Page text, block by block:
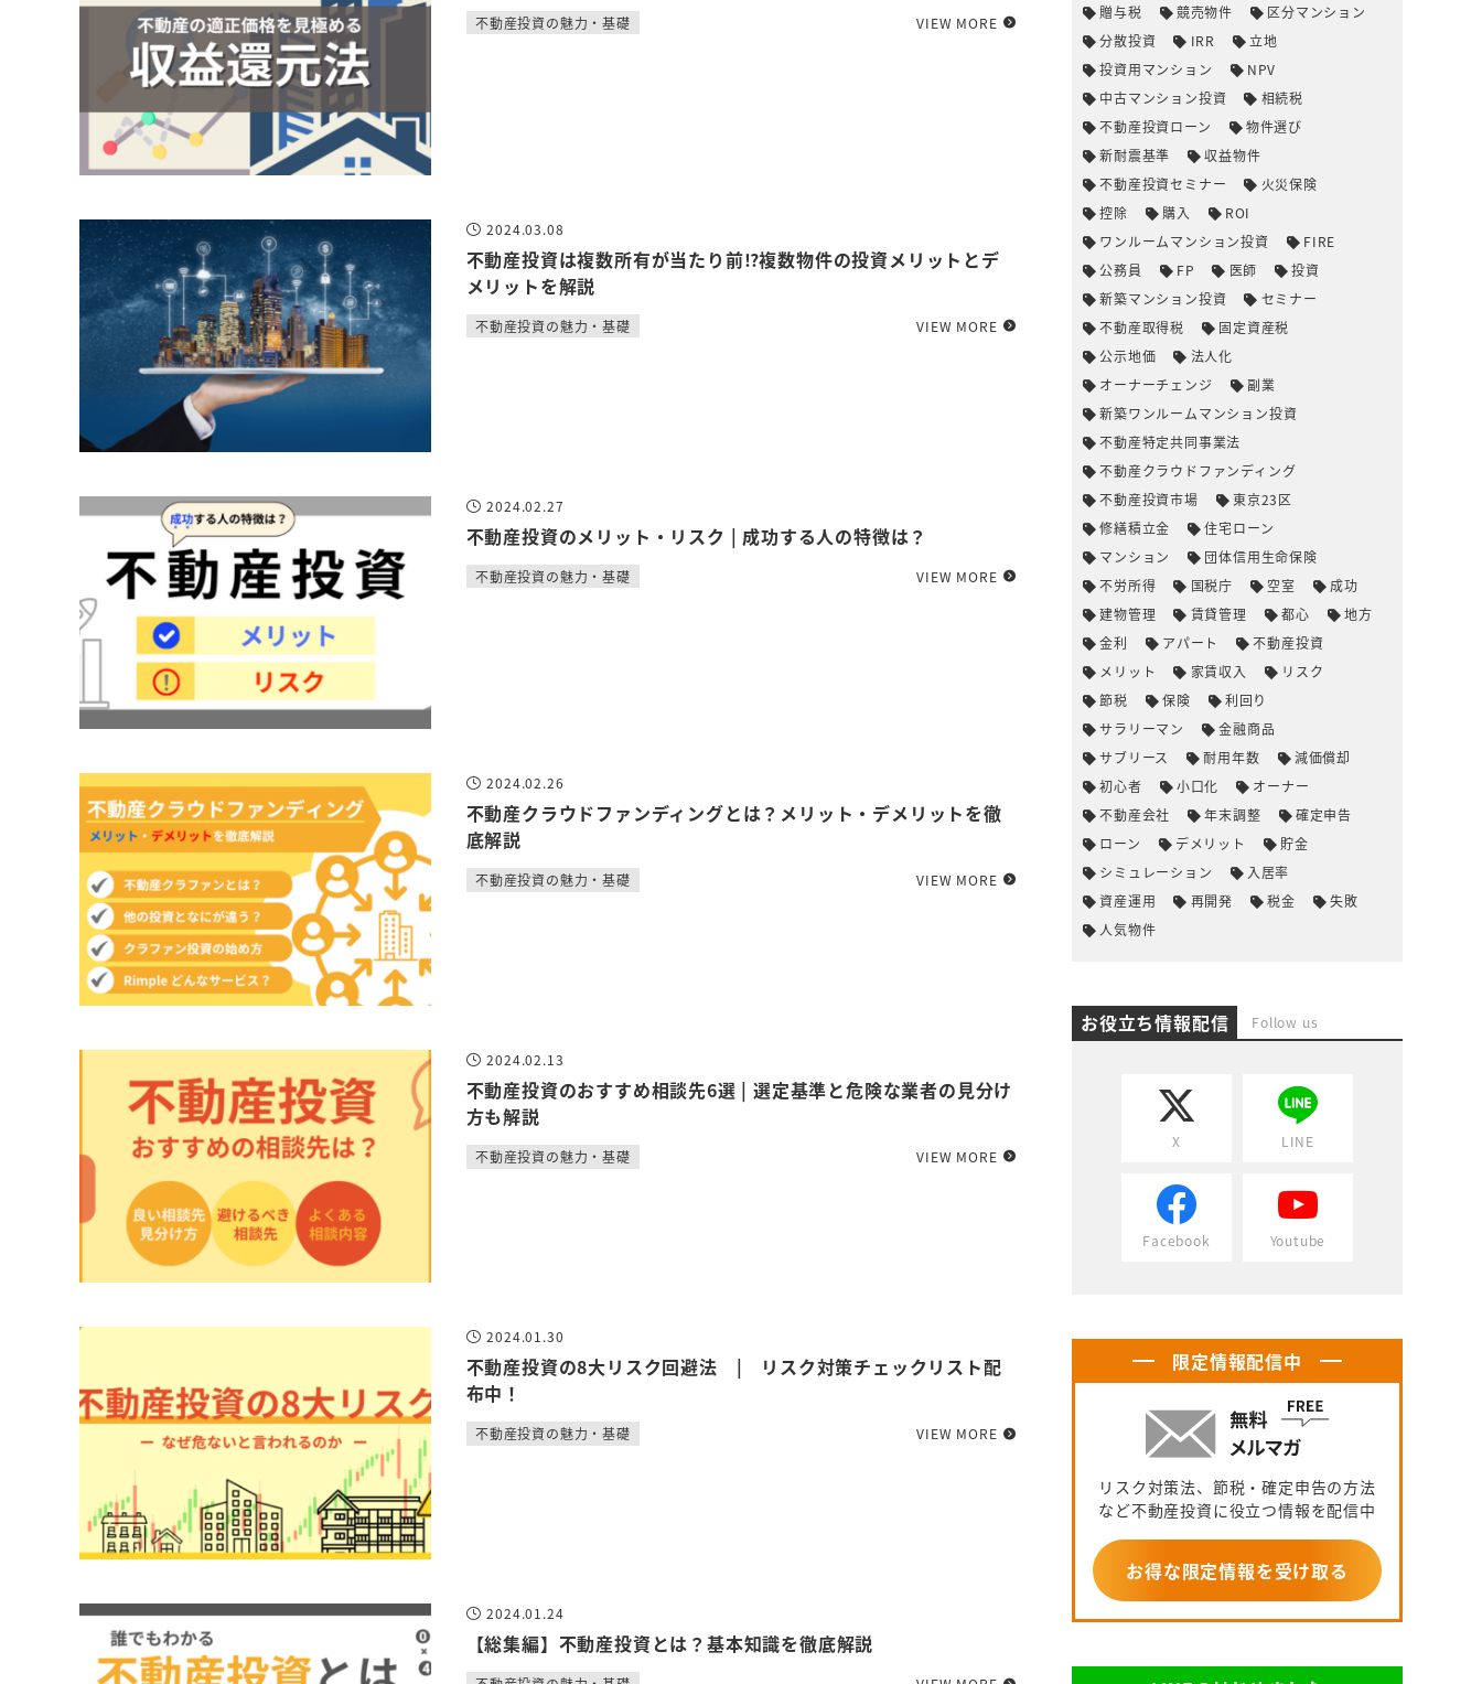
不動産投資の魅力・基礎 VIEW MORE
2024.03.08
不動産投資は複数所有が当たり前⁉複数物件の投資メリットとデ
メリットを解説
不動産投資の魅力・基礎 VIEW MORE
2024.02.27
不動産投資のメリット・リスク | 成功する人の特徴は？
不動産投資の魅力・基礎 VIEW MORE
2024.02.26
不動産クラウドファンディングとは？メリット・デメリットを徹
底解説
不動産投資の魅力・基礎 VIEW MORE
2024.02.13
不動産投資のおすすめ相談先6選 | 選定基準と危険な業者の見分け
方も解説
不動産投資の魅力・基礎 VIEW MORE
2024.01.30
不動産投資の8大リスク回避法 | リスク対策チェックリスト配
布中！
不動産投資の魅力・基礎 VIEW MORE
2024.01.24
【総集編】不動産投資とは？基本知識を徹底解説
贈与税 競売物件
区分マンション
分散投資
IRR
立地
投資用マンション
NPV
中古マンション投資
相続税
不動産投資ローン
物件選び
新耐震基準
収益物件
不動産投資セミナー
火災保険
控除
購入
ROI
ワンルームマンション投資
FIRE
公務員
FP 医師
投資
新築マンション投資
セミナー
不動産取得税
固定資産税
公示地価
法人化
オーナーチェンジ
副業
新築ワンルームマンション投資
不動産特定共同事業法
不動産クラウドファンディング
不動産投資市場
東京23区
修繕積立金
住宅ローン
マンション
団体信用生命保険
不労所得
国税庁 空室
成功
建物管理
賃貸管理 都心
地方
金利
アパート
不動産投資
メリット
家賃収入
リスク
節税
保険
利回り
サラリーマン
金融商品
サブリース
耐用年数
減価償却
初心者
小口化
オーナー
不動産会社
年末調整
確定申告
ローン
デメリット
貯金
シミュレーション
入居率
資産運用
再開発 税金
失敗
人気物件
お役立ち情報配信 Follow us
X LINE
Facebook Youtube
限定情報配信中
リスク対策法、節税・確定申告の方法
など不動産投資に役立つ情報を配信中
お得な限定情報を受け取る